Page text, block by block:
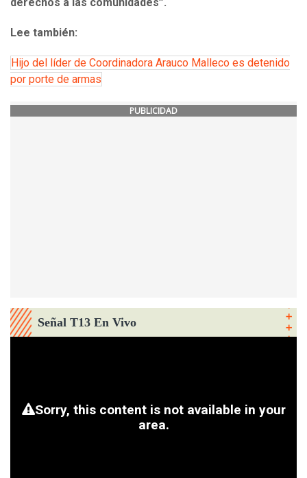
derechos a las comunidades”.
Lee también:
Hijo del líder de Coordinadora Arauco Malleco es detenido
por porte de armas
PUBLICIDAD
Señal T13 En Vivo